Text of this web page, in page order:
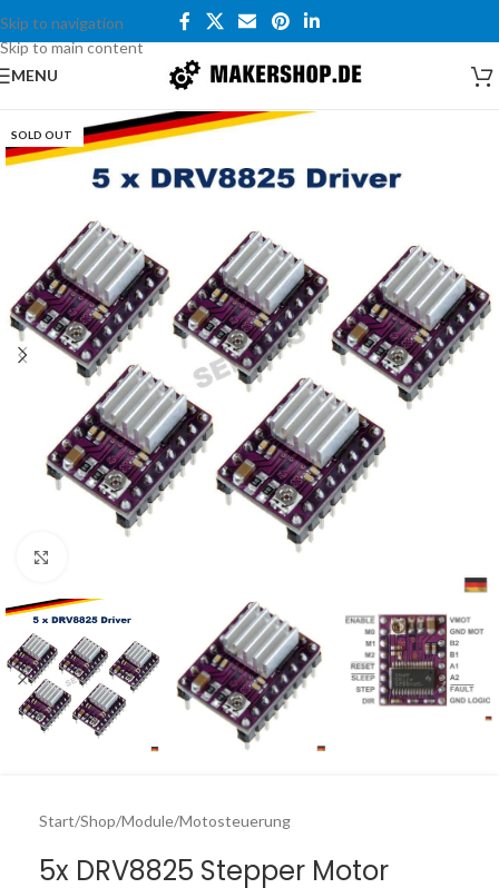
Skip to navigation
Skip to main content
MENU
SOLD OUT
Start/Shop/Module/Motosteuerung
5x DRV8825 Stepper Motor